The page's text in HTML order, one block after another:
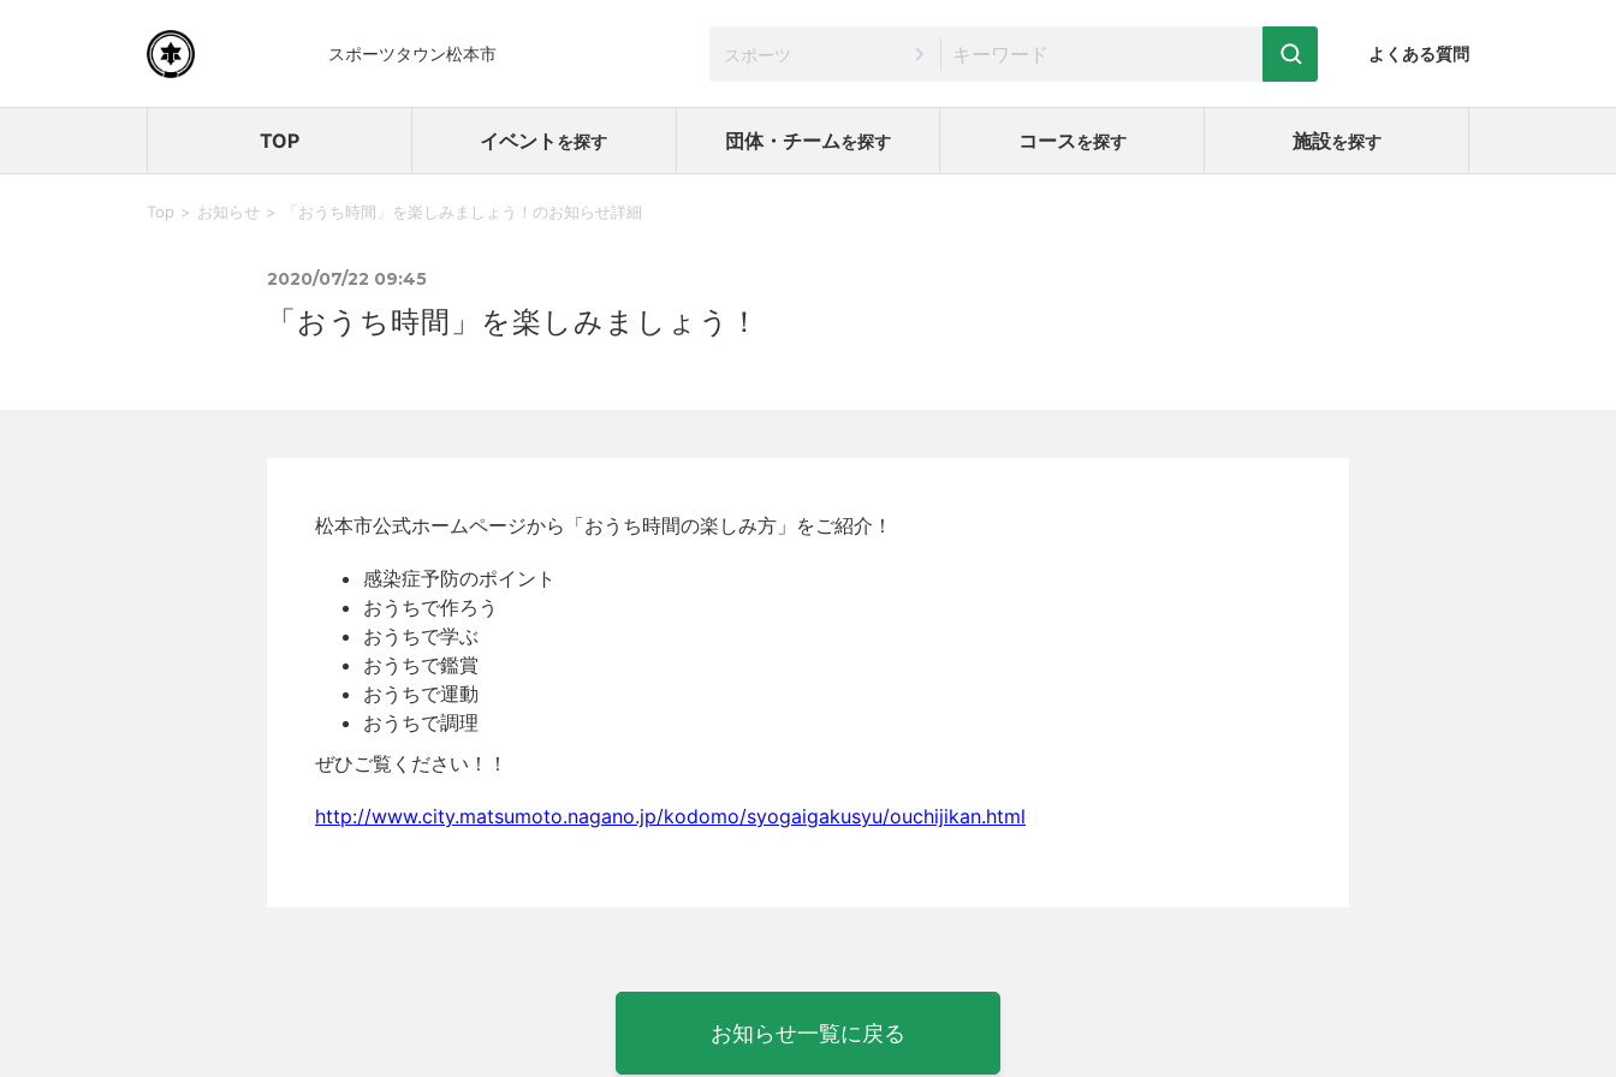
スポーツタウン松本市 よくある質問
スポーツ
TOP イベント を探す 団体・チームを探す コースを探す 施設を探す
Top お知らせ 「おうち時間」を楽しみましょう！のお知らせ詳細
2020/07/22 09:45
「おうち時間」を楽しみましょう！
松本市公式ホームページから「おうち時間の楽しみ方」をご紹介！
感染症予防のポイント
おうちで作ろう
おうちで学ぶ
おうちで鑑賞
おうちで運動
おうちで調理
ぜひご覧ください！！
http://www.city.matsumoto.nagano.jp/kodomo/syogaigakusyu/ouchijikan.html
お知らせ一覧に戻る